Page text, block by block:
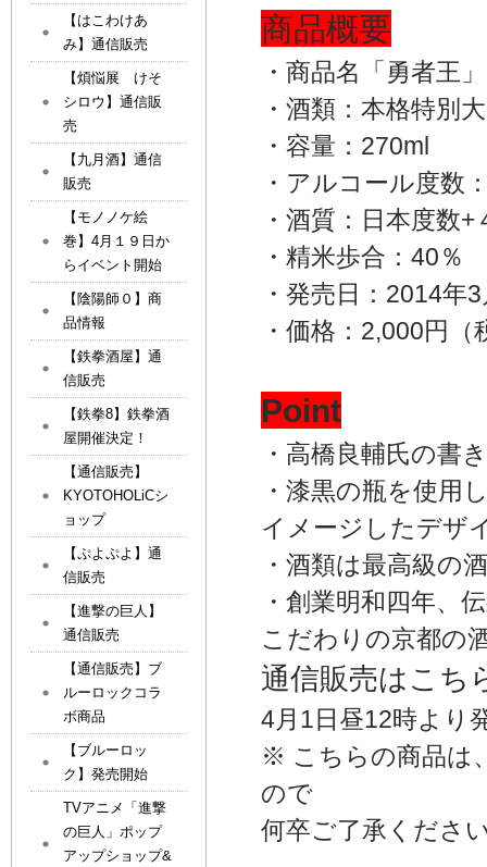
商品概要
・商品名「勇者王」
・酒類：本格特別
・容量：270ml
・アルコール度
・酒質：日本度数
・精米歩合：40％
・発売日：2014年
・価格：2,000円（
Point
・高橋良輔氏の書
・漆黒の瓶を使用
イメージしたデザ
・酒類は最高級の
・創業明和四年、
こだわりの京都の
通信販売はこ
4月1日昼12時より
※ こちらの商品は
ので
何卒ご了承くださ
【はこわけあ
み】通信販売
【煩悩展 けそ
シロウ】通信販
売
【九月酒】通信
販売
【モノノケ絵
巻】4月１９日か
らイベント開始
【陰陽師０】商
品情報
【鉄拳酒屋】通
信販売
【鉄拳8】鉄拳酒
屋開催決定！
【通信販売】
KYOTOHOLiCシ
ョップ
【ぷよぷよ】通
信販売
【進撃の巨人】
通信販売
【通信販売】ブ
ルーロックコラ
ボ商品
【ブルーロッ
ク】発売開始
TVアニメ「進撃
の巨人」ポップ
アップショップ&